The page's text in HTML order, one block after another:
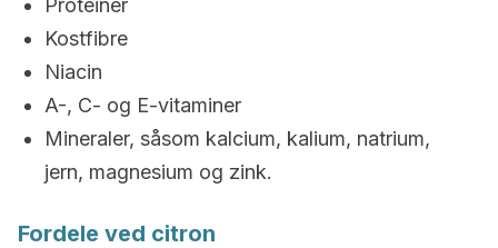
Proteiner
Kostfibre
Niacin
A-, C- og E-vitaminer
Mineraler, såsom kalcium, kalium, natrium,
jern, magnesium og zink.
Fordele ved citron